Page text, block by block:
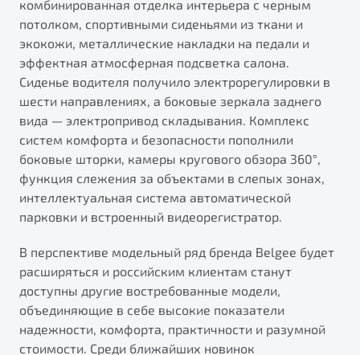
комбинированная отделка интерьера с черным
потолком, спортивными сиденьями из ткани и
экокожи, металлические накладки на педали и
эффектная атмосферная подсветка салона.
Сиденье водителя получило электрорегулировки в
шести направлениях, а боковые зеркала заднего
вида — электропривод складывания. Комплекс
систем комфорта и безопасности пополнили
боковые шторки, камеры кругового обзора 360°,
функция слежения за объектами в слепых зонах,
интеллектуальная система автоматической
парковки и встроенный видеорегистратор.
В перспективе модельный ряд бренда Belgee будет
расширяться и российским клиентам станут
доступны другие востребованные модели,
объединяющие в себе высокие показатели
надежности, комфорта, практичности и разумной
стоимости. Среди ближайших новинок